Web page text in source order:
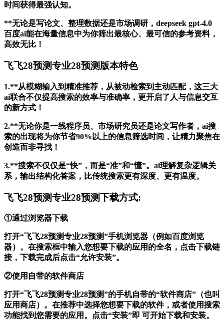
时间获得最强认知。
**无论是写论文、整理数据还是市场调研，deepseek gpt-4.0
百度ai能在海量信息中为你筛出最核心、最可信的参考资料，
高效无比！
飞飞28预测专业28预测版本特色
1.**从模糊输入到精准推荐，从被动检索到主动匹配，这三大
ai联合不仅提高搜索的效率与准确率，更开启了人与信息交互
的新方式！
2.**无论你是一线程序员、市场研究员还是论文写作者，ai搜
索的出现将为你节省90%以上的信息筛选时间，让精力聚焦在
创造而非寻找！
3.**搜索不仅仅是“快”，而是“准”和“懂”。ai理解复杂逻辑关
系，输出结构化答案，比传统搜索更有深度、更有温度。
飞飞28预测专业28预测下载方式:
①通过浏览器下载
打开“飞飞28预测专业28预测”手机浏览器（例如百度浏览
器）。在搜索框中输入您想要下载的应用的全名，点击下载链
接，下载完成后点击“允许安装”。
②使用自带的软件商店
打开“飞飞28预测专业28预测”的手机自带的“软件商店”（也叫
应用商店）。在推荐中选择您想要下载的软件，或者使用搜索
功能找到您需要的应用。点击“安装”即 可开始下载和安装。